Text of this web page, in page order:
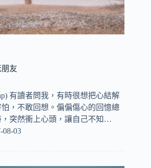
友
有讀者問我，有時很想把心結解
，不敢回想。偏偏傷心的回憶總
突然衝上心頭，讓自己不知…
08-03